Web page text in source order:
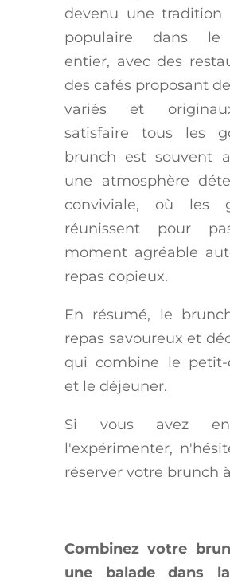
devenu une tradition
populaire dans le
entier, avec des
des cafés proposant
variés et
satisfaire tous les
brunch est souvent
une atmosphère
conviviale, où les
réunissent pour
moment agréable
repas copieux.
En résumé, le
repas savoureux et
qui combine le petit-
et le déjeuner.
Si vous avez
l'expérimenter,
réserver votre brunch à
Combinez votre
une balade dans